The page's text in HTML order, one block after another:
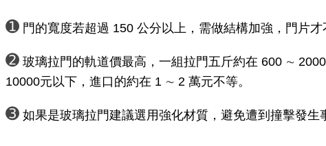
➊ 門的寬度若超過 150 公分以上，需做結構加強，門片才
➋ 玻璃拉門的軌道價最高，一組拉門五斤約在 600 ∼
10000元以下，進口的約在 1 ∼ 2 萬元不等。
➌ 如果是玻璃拉門建議選用強化材質，避免遭到撞擊發生